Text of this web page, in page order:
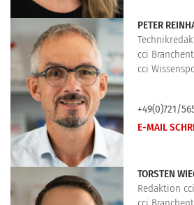
PETER
cci
cci
+49(0)721/
E-MAIL
TORSTEN
Redaktion